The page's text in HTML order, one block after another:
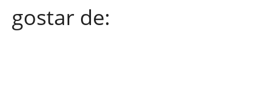
gostar de: